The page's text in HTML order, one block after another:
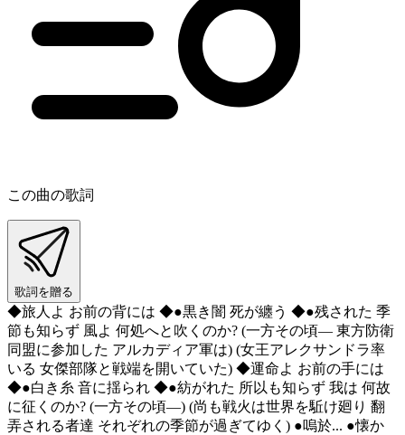
この曲の歌詞
歌詞を贈る
◆旅人よ お前の背には ◆●黒き闇 死が纏う ◆●残された 季
節も知らず 風よ 何処へと吹くのか? (一方その頃― 東方防衛
同盟に参加した アルカディア軍は) (女王アレクサンドラ率
いる 女傑部隊と戦端を開いていた) ◆運命よ お前の手には
◆●白き糸 音に揺られ ◆●紡がれた 所以も知らず 我は 何故
に征くのか? (一方その頃―) (尚も戦火は世界を駈け廻り 翻
弄される者達 それぞれの季節が過ぎてゆく) ●嗚於... ●懐か